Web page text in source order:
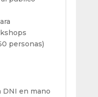
personas)
DNI en mano